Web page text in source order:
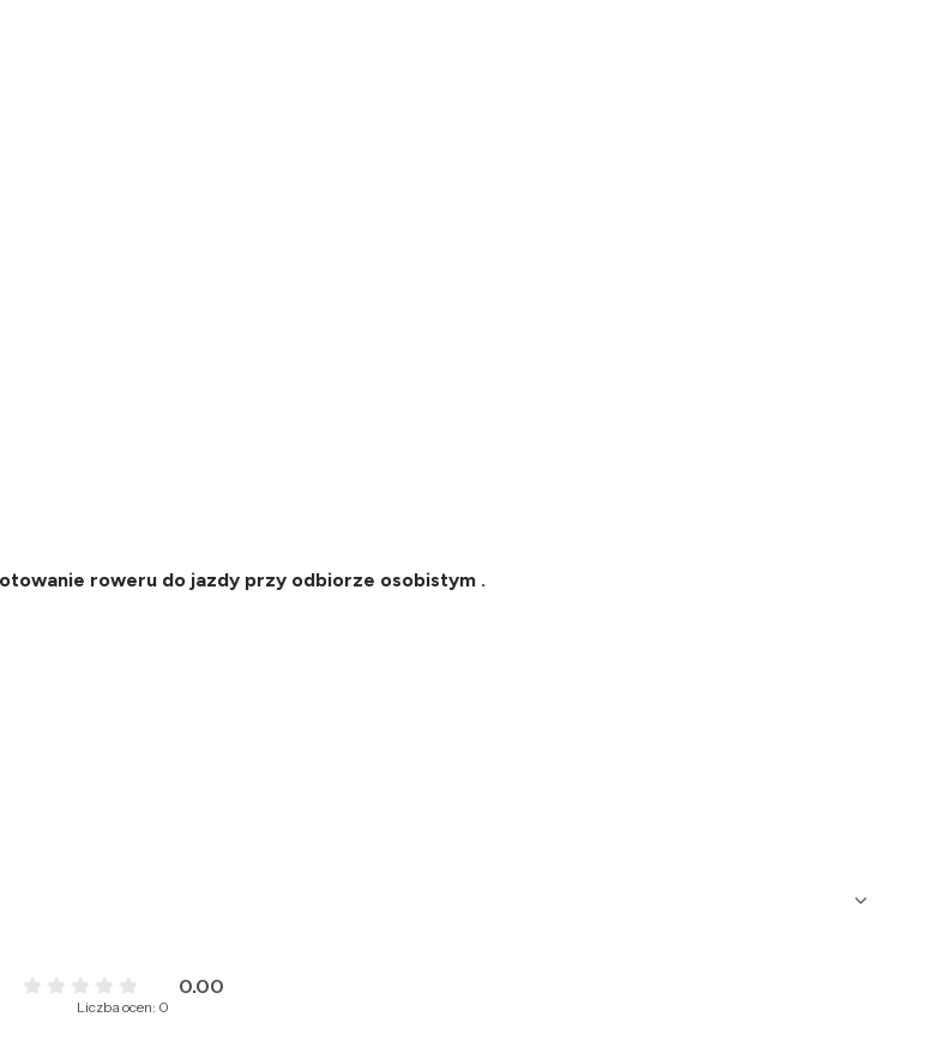
roweru do jazdy przy odbiorze osobistym .
0.00
Liczba ocen: 0